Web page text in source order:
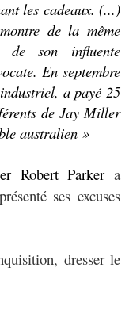
les cadeaux. (...)
de la même
de son influente
En septembre
a payé 25
de Jay Miller
australien »
Robert Parker a
ses excuses
dresser le